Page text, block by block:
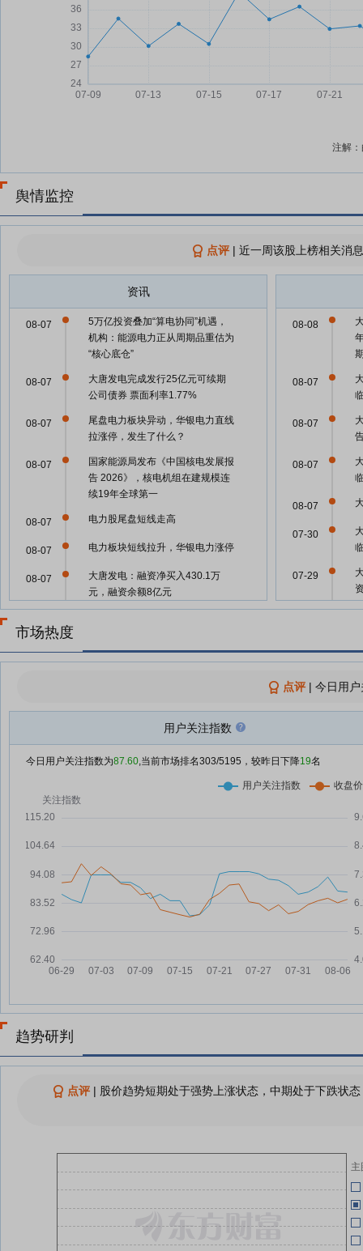
注解
舆情监控
点评| 近一周该股上榜相关消
资讯
5万亿投资叠加“算电协同”机遇，
机构：能源电力正从周期品重估为
“核心底仓”
08-07
大唐发电完成发行25亿元可续期
公司债券 票面利率1.77%
08-07
尾盘电力板块异动，华银电力直线
拉涨停，发生了什么？
08-07
国家能源局发布《中国核电发展报
告 2026》，核电机组在建规模连
续19年全球第一
08-07
电力股尾盘短线走高
08-07
电力板块短线拉升，华银电力涨停
08-07
大唐发电：融资净买入430.1万
元，融资余额8亿元
08-07
08-06
大唐发电：融资净买入9341.94万
元，融资余额7.96亿元
08-06
08-05
元，融资余额7.02亿元
盛夏“不限电” “绿电”促发展——“疆
电入渝”特高压工程投运一周年观
08-05
08-04
型电网建设“量”增“质”升
08-04
《新型电力系统建设“十五五”规
初步建成
08-08
08-07
08-07
08-07
08-07
07-30
07-29
07-21
07-16
07-10
07-10
07-10
市场热度
点评| 今日用
用户关注指数
今日用户关注指数为87.60,当前市场排名303/5195，较昨日下降19名
趋势研判
点评| 股价趋势短期处于强势上涨状态，中期处于下跌状
主